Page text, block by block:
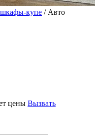
купе / Авто
цены Вызвать